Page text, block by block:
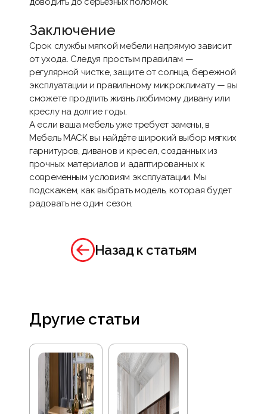
Заключение
Срок службы мягкой мебели напрямую зависит
от ухода. Следуя простым правилам —
регулярной чистке, защите от солнца, бережной
эксплуатации и правильному микроклимату — вы
сможете продлить жизнь любимому дивану или
креслу на долгие годы.
А если ваша мебель уже требует замены, в
Мебель МАСКвы найдёте широкий выбор мягких
гарнитуров, диванов и кресел, созданных из
прочных материалов и адаптированных к
современным условиям эксплуатации. Мы
подскажем, как выбрать модель, которая будет
радовать не один сезон.
Назад к статьям
Другие статьи